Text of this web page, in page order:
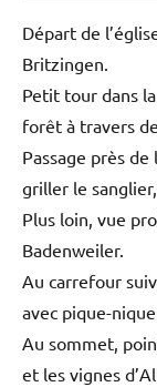
Départ de
Britzingen.
Petit tour dans
forêt à travers
Passage près
griller le
Plus loin, vue
Badenweiler.
Au carrefour
avec pique-
Au sommet,
et les vignes